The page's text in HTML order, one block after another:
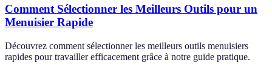
Comment Sélectionner les Meilleurs Outils pour un
Menuisier Rapide
Découvrez comment sélectionner les meilleurs outils menuisiers
rapides pour travailler efficacement grâce à notre guide pratique.